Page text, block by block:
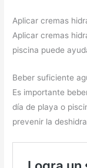
Aplicar cremas
Aplicar cremas
piscina puede
Beber suficiente
Es importante
día de playa o
prevenir la